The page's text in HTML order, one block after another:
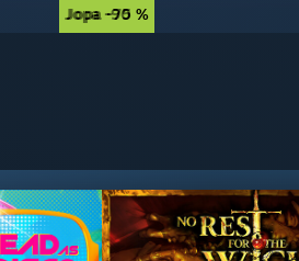
Jopa -90 %
Jopa -75 %